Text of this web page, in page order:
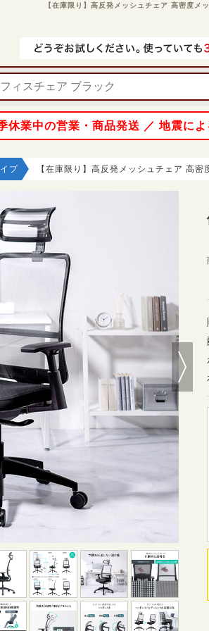
【在庫限り】高反発メッシュチェア 高密度
業中の営業・商品発送 ／ 地震に
プ 【在庫限り】高反発メッシュチェア 高